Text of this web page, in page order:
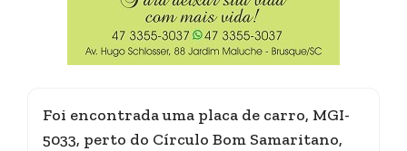
Foi encontrada uma placa de carro, MGI-
5033, perto do Círculo Bom Samaritano,